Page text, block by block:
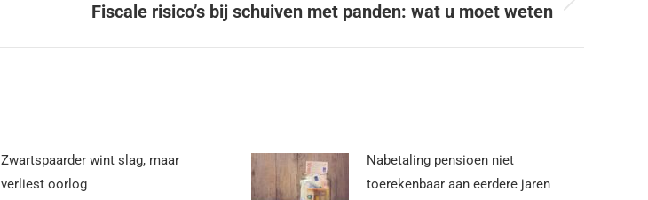
Fiscale risico’s bij schuiven met panden: wat u moet weten
Zwartspaarder wint slag, maar
verliest oorlog
Nabetaling pensioen niet
toerekenbaar aan eerdere jaren